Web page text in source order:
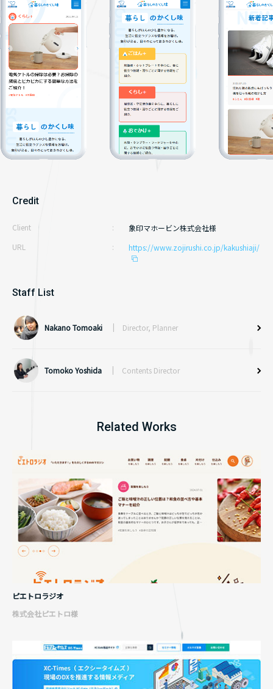
サイト制作
コンテンツ制作
サービスサイト
キャンペーンサイト
採用サイト
お知らせ
ライティング実績
お問い合わせ
資料請求
Credit
Client
象印マホービン株式会社様
URL
https://www.zojirushi.co.jp/kakushiaji/
Staff List
Nakano Tomoaki Director, Planner
Tomoko Yoshida Contents Director
Related Works
ピエトロラジオ
株式会社ピエトロ様